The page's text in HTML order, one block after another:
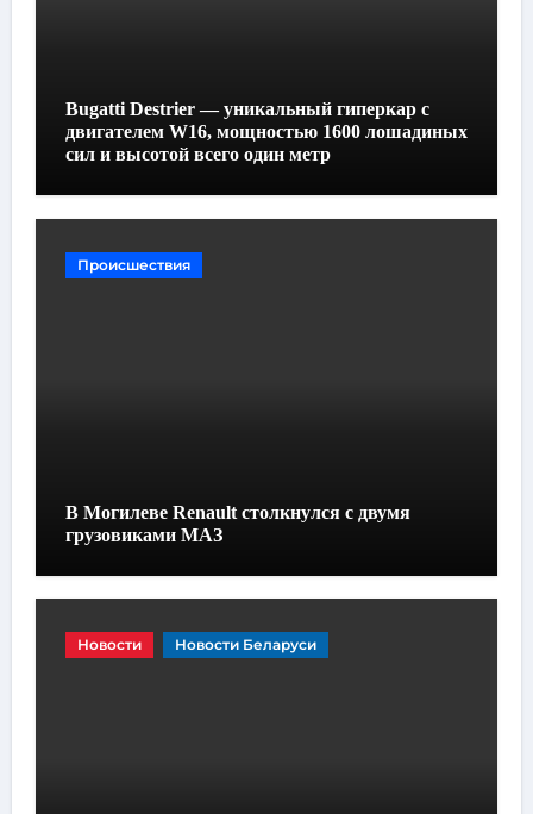
Bugatti Destrier — уникальный гиперкар с
двигателем W16, мощностью 1600 лошадиных
сил и высотой всего один метр
Происшествия
В Могилеве Renault столкнулся с двумя
грузовиками МАЗ
Новости Новости Беларуси